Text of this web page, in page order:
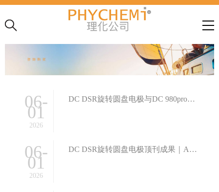
06-
01
2026
DC DSR旋转圆盘电极与DC 980pro燃料电池测试系统联合解析高稳定Pt基催化剂
06-
01
2026
DC DSR旋转圆盘电极顶刊成果｜ACS Catalysis：用光和空气，高效造出双氧水H₂O₂